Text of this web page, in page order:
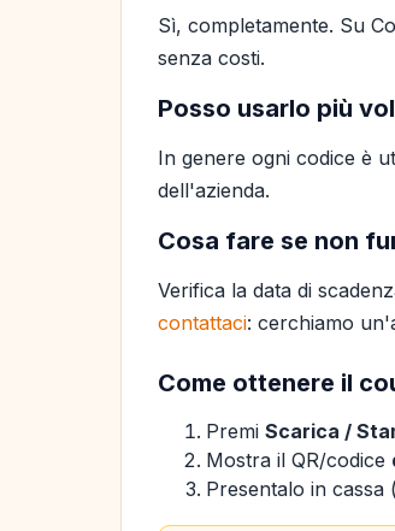
Sì, completamente. Su
senza costi.
Posso usarlo più
In genere ogni codice è
dell'azienda.
Cosa fare se non
Verifica la data di
contattaci: cerchiamo
Come ottenere il
Premi Scarica /
Mostra il QR/codice
Presentalo in cassa